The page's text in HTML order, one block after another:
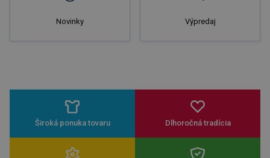
Novinky Výpredaj
Široká ponuka tovaru Dlhoročná tradícia